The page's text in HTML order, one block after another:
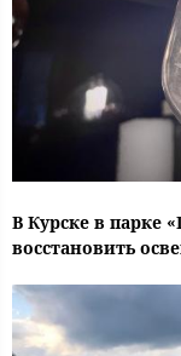
В Курске в парке
восстановить